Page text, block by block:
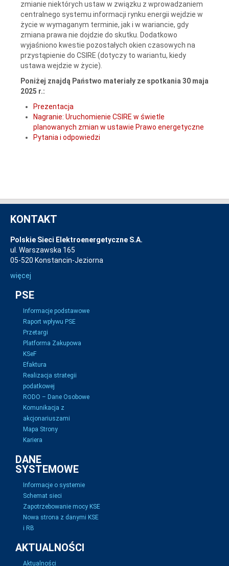
zmianie niektórych ustaw w związku z wprowadzaniem
centralnego systemu informacji rynku energii wejdzie w
życie w wymaganym terminie, jak i w wariancie, gdy
zmiana prawa nie dojdzie do skutku. Dodatkowo
wyjaśniono kwestie pozostałych okien czasowych na
przystąpienie do CSIRE (dotyczy to wariantu, kiedy
ustawa wejdzie w życie).
Poniżej znajdą Państwo materiały ze spotkania 30 maja
2025 r.:
Prezentacja
Nagranie: Uruchomienie CSIRE w świetle
planowanych zmian w ustawie Prawo energetyczne
Pytania i odpowiedzi
KONTAKT
Polskie Sieci Elektroenergetyczne S.A.
ul. Warszawska 165
05-520 Konstancin-Jeziorna
więcej
PSE
Informacje podstawowe
Raport wpływu PSE
Przetargi
Platforma Zakupowa
KSeF
Efaktura
Realizacja strategii
podatkowej
RODO – Dane Osobowe
Komunikacja z
akcjonariuszami
Mapa Strony
Kariera
DANE
SYSTEMOWE
Informacje o systemie
Schemat sieci
Zapotrzebowanie mocy KSE
Nowa strona z danymi KSE
i RB
AKTUALNOŚCI
Aktualności